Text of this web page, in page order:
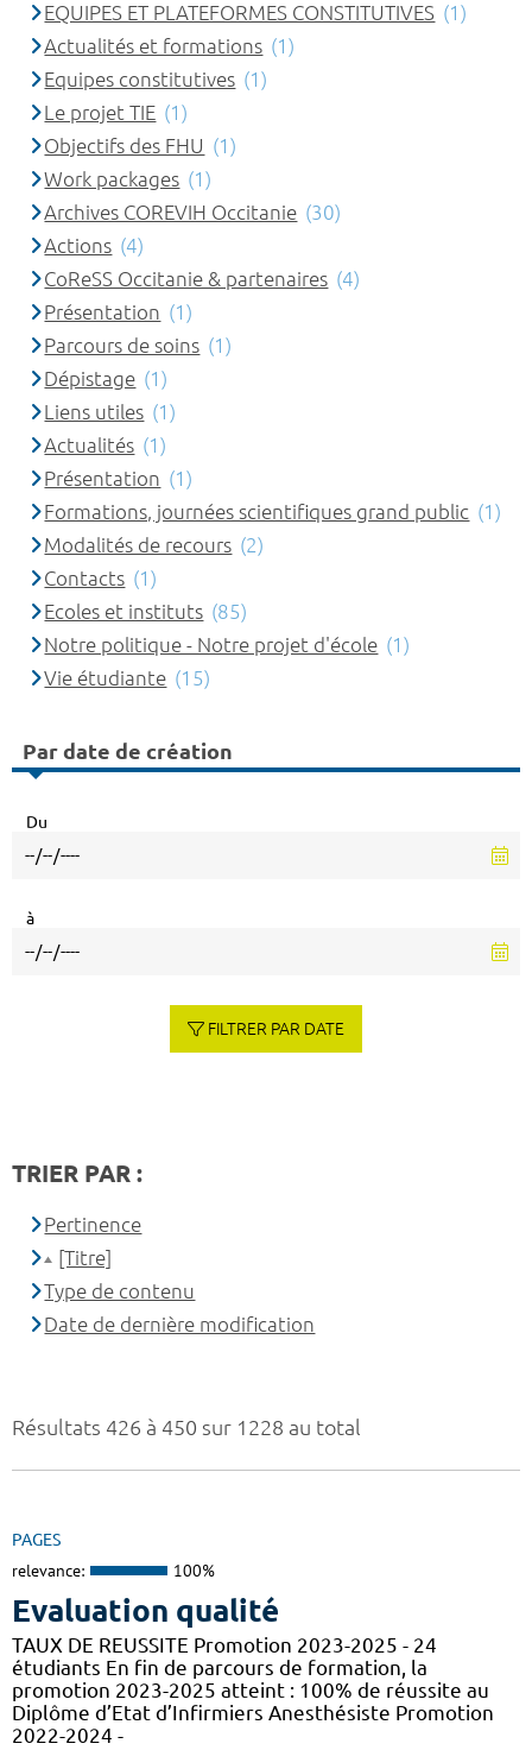
Résultats 426 à 450 sur 1228 au total
PAGES
relevance: 100%
Evaluation qualité
TAUX DE REUSSITE Promotion 2023-2025 - 24
étudiants En fin de parcours de formation, la
promotion 2023-2025 atteint : 100% de réussite au
Diplôme d’Etat d’Infirmiers Anesthésiste Promotion
2022-2024 -
EQUIPES ET PLATEFORMES CONSTITUTIVES (1)
Actualités et formations (1)
Equipes constitutives (1)
Le projet TIE (1)
Objectifs des FHU (1)
Work packages (1)
Archives COREVIH Occitanie (30)
Actions (4)
CoReSS Occitanie & partenaires (4)
Présentation (1)
Parcours de soins (1)
Dépistage (1)
Liens utiles (1)
Actualités (1)
Présentation (1)
Formations, journées scientifiques grand public (1)
Modalités de recours (2)
Contacts (1)
Ecoles et instituts (85)
Notre politique - Notre projet d'école (1)
Vie étudiante (15)
Par date de création
Du
à
FILTRER PAR DATE
TRIER PAR :
Pertinence
[Titre]
Type de contenu
Date de dernière modification